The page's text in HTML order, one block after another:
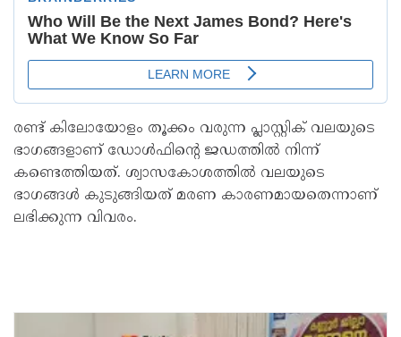
രണ്ട് കിലോയോളം തൂക്കം വരുന്ന പ്ലാസ്റ്റിക് വലയുടെ
ഭാഗങ്ങളാണ് ഡോള്‍ഫിന്റെ ജഡത്തില്‍ നിന്ന്
കണ്ടെത്തിയത്. ശ്വാസകോശത്തില്‍ വലയുടെ
ഭാഗങ്ങള്‍ കുടുങ്ങിയത് മരണ കാരണമായതെന്നാണ്
ലഭിക്കുന്ന വിവരം.